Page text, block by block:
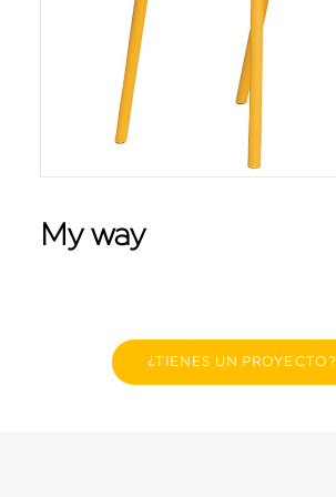
My way
¿TIENES UN PROYECTO?